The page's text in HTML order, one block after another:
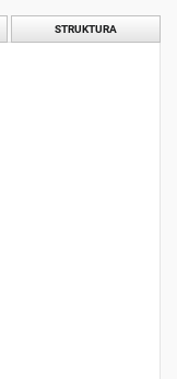
STRUKTURA